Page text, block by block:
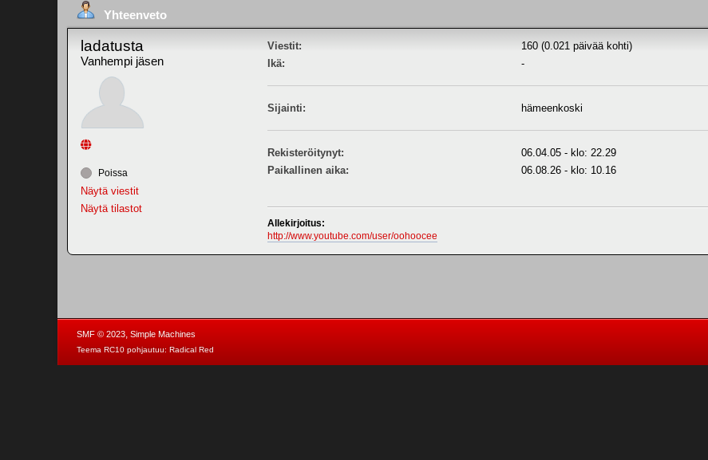
Yhteenveto
ladatusta
Vanhempi jäsen
Poissa
Näytä viestit
Näytä tilastot
Viestit:
160 (0.021 päivää kohti)
Ikä:
-
Sijainti: hämeenkoski
Rekisteröitynyt:
06.04.05 - klo: 22.29
Paikallinen aika:
06.08.26 - klo: 10.16
Allekirjoitus:
http://www.youtube.com/user/oohoocee
SMF © 2023, Simple Machines
Teema RC10 pohjautuu: Radical Red